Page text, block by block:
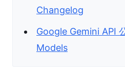
Changelog
Google Gemini API
Models